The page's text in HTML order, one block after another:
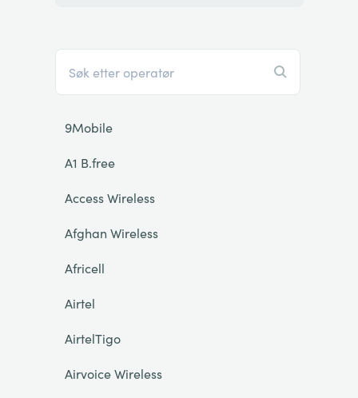
9Mobile
A1 B.free
Access Wireless
Afghan Wireless
Africell
Airtel
AirtelTigo
Airvoice Wireless